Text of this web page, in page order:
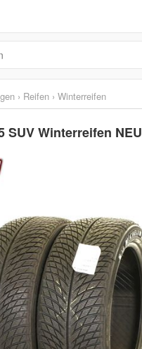
› Reifen › Winterreifen
SUV Winterreifen NEU